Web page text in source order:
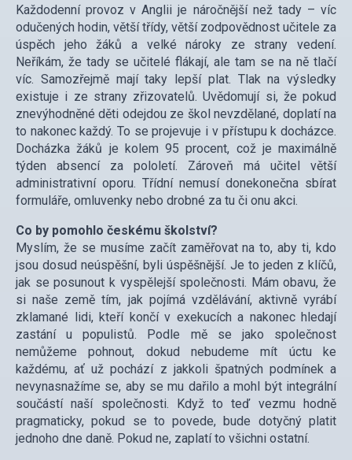
Každodenní provoz v Anglii je náročnější než tady – víc
odučených hodin, větší třídy, větší zodpovědnost učitele za
úspěch jeho žáků a velké nároky ze strany vedení.
Neříkám, že tady se učitelé flákají, ale tam se na ně tlačí
víc. Samozřejmě mají taky lepší plat. Tlak na výsledky
existuje i ze strany zřizovatelů. Uvědomují si, že pokud
znevýhodněné děti odejdou ze škol nevzdělané, doplatí na
to nakonec každý. To se projevuje i v přístupu k docházce.
Docházka žáků je kolem 95 procent, což je maximálně
týden absencí za pololetí. Zároveň má učitel větší
administrativní oporu. Třídní nemusí donekonečna sbírat
formuláře, omluvenky nebo drobné za tu či onu akci.
Co by pomohlo českému školství?
Myslím, že se musíme začít zaměřovat na to, aby ti, kdo
jsou dosud neúspěšní, byli úspěšnější. Je to jeden z klíčů,
jak se posunout k vyspělejší společnosti. Mám obavu, že
si naše země tím, jak pojímá vzdělávání, aktivně vyrábí
zklamané lidi, kteří končí v exekucích a nakonec hledají
zastání u populistů. Podle mě se jako společnost
nemůžeme pohnout, dokud nebudeme mít úctu ke
každému, ať už pochází z jakkoli špatných podmínek a
nevynasnažíme se, aby se mu dařilo a mohl být integrální
součástí naší společnosti. Když to teď vezmu hodně
pragmaticky, pokud se to povede, bude dotyčný platit
jednoho dne daně. Pokud ne, zaplatí to všichni ostatní.